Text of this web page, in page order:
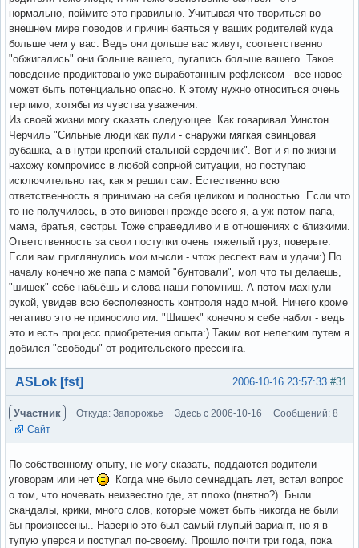
нормально, поймите это правильно. Учитывая что твориться во
внешнем мире поводов и причин баяться у ваших родителей куда
больше чем у вас. Ведь они дольше вас живут, соответственно
"обжигались" они больше вашего, пугались больше вашего. Такое
поведение продиктовано уже выработанным рефлексом - все новое
может быть потенциально опасно. К этому нужно относиться очень
терпимо, хотябы из чувства уважения.
Из своей жизни могу сказать следующее. Как говаривал Уинстон
Черчиль "Сильные люди как пули - снаружи мягкая свинцовая
рубашка, а в нутри крепкий стальной сердечник". Вот и я по жизни
нахожу компромисс в любой сопрной ситуации, но поступаю
исключительно так, как я решил сам. Естественно всю
ответственность я принимаю на себя целиком и полностью. Если что
то не получилось, в это виновен прежде всего я, а уж потом папа,
мама, братья, сестры. Тоже справедливо и в отношениях с близкими.
Ответственность за свои поступки очень тяжелый груз, поверьте.
Если вам приглянулись мои мысли - чтож респект вам и удачи:) По
началу конечно же папа с мамой "бунтовали", мол что ты делаешь,
"шишек" себе набьёшь и слова наши попомниш. А потом махнули
рукой, увидев всю бесполезность контроля надо мной. Ничего кроме
негативо это не приносило им. "Шишек" конечно я себе набил - ведь
это и есть процесс приобретения опыта:) Таким вот нелегким путем я
добился "свободы" от родительского прессинга.
Вне форума #31
2006-10-16 23:57:33
ASLok [fst]
Участник Откуда: Запорожье Здесь с 2006-10-16
Сообщений: 8
Сайт
По собственному опыту, не могу сказать, поддаются родители
уговорам или нет
Когда мне было семнадцать лет, встал вопрос
о том, что ночевать неизвестно где, эт плохо (пнятно?). Были
скандалы, крики, много слов, которые может быть никогда не были
бы произнесены.. Наверно это был самый глупый вариант, но я в
тупую уперся и поступал по-своему. Прошло почти три года, пока